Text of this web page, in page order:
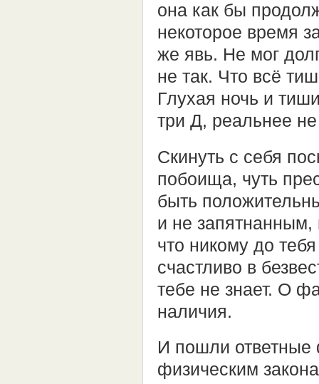
она как бы
некоторое время
же явь. Не мог
не так. Что всё
Глухая ночь и
три Д, реальнее
Скинуть с себя
побоища, чуть
быть
и не запятнанным,
что никому до
счастливо в
тебе не знает. О
наличия.
И пошли ответные
физическим